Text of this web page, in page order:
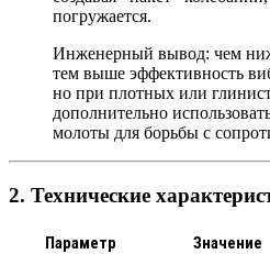
погружается.
Инженерный вывод: чем
тем выше эффективность
но при плотных или
дополнительно
молоты для борьбы с
2. Технические
Параметр Значение